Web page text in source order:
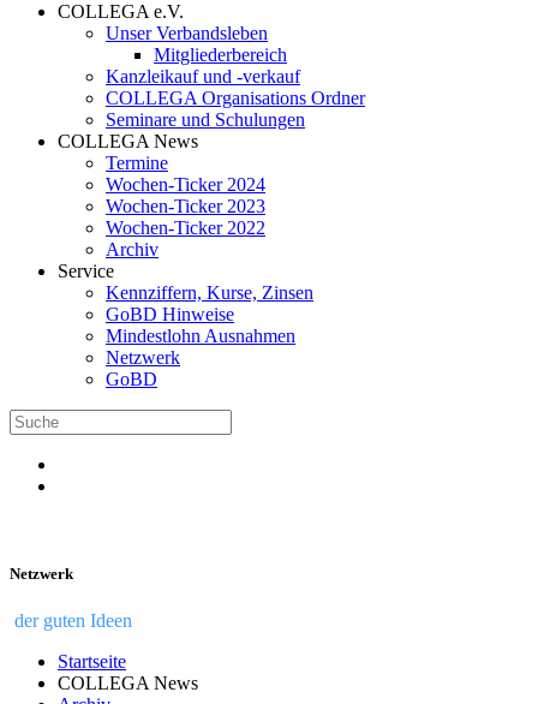
COLLEGA e.V.
Unser Verbandsleben
Mitgliederbereich
Kanzleikauf und -verkauf
COLLEGA Organisations Ordner
Seminare und Schulungen
COLLEGA News
Termine
Wochen-Ticker 2024
Wochen-Ticker 2023
Wochen-Ticker 2022
Archiv
Service
Kennziffern, Kurse, Zinsen
GoBD Hinweise
Mindestlohn Ausnahmen
Netzwerk
GoBD
Netzwerk
der guten Ideen
Startseite
COLLEGA News